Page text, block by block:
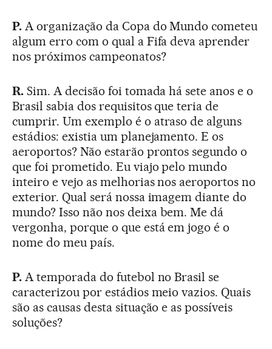
P.A organização da Copa do Mundo cometeu
algum erro com o qual a Fifa deva aprender
nos próximos campeonatos?
R.Sim. A decisão foi tomada há sete anos e o
Brasil sabia dos requisitos que teria de
cumprir. Um exemplo é o atraso de alguns
estádios: existia um planejamento. E os
aeroportos? Não estarão prontos segundo o
que foi prometido. Eu viajo pelo mundo
inteiro e vejo as melhorias nos aeroportos no
exterior. Qual será nossa imagem diante do
mundo? Isso não nos deixa bem. Me dá
vergonha, porque o que está em jogo é o
nome do meu país.
P.A temporada do futebol no Brasil se
caracterizou por estádios meio vazios. Quais
são as causas desta situação e as possíveis
soluções?